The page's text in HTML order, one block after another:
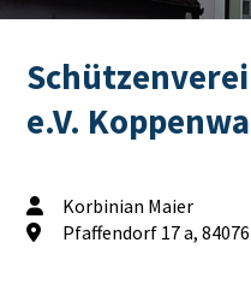
e.V.
Korbinian Maier
Pfaffendorf 17 a,